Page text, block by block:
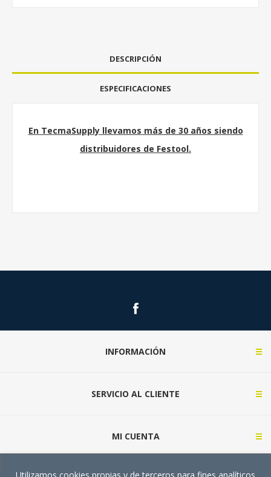
DESCRIPCIÓN
ESPECIFICACIONES
En TecmaSupply llevamos más de 30 años siendo
distribuidores de Festool.
INFORMACIÓN
SERVICIO AL CLIENTE
MI CUENTA